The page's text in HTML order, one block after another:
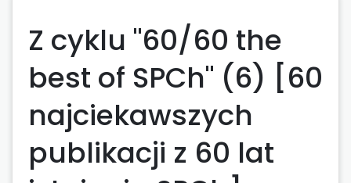
Z cyklu "60/60 the
best of SPCh" (6) [60
najciekawszych
publikacji z 60 lat